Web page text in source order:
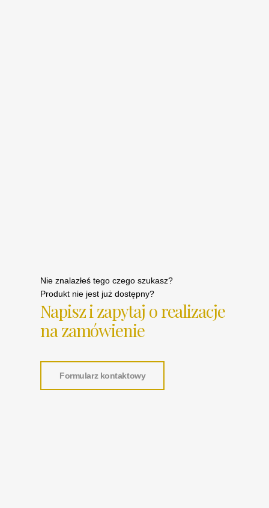
Nie znalazłeś tego czego szukasz?
Produkt nie jest już dostępny?
Napisz i zapytaj o realizacje
na zamówienie
Formularz kontaktowy